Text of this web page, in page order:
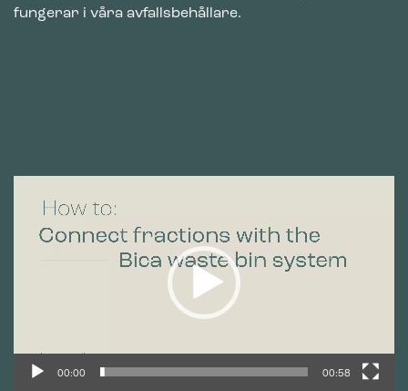
fungerar i våra avfallsbehållare.
00:00 00:58